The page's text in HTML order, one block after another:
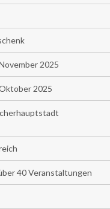
2025
2025
40 Veranstaltungen